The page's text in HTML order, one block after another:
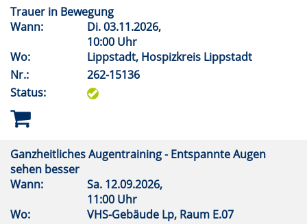
Trauer in Bewegung
Wann:
Di.03.11.2026,
10:00 Uhr
Wo:
Lippstadt, Hospizkreis Lippstadt
Nr.:
262-15136
Status:
Ganzheitliches Augentraining - Entspannte Augen
sehen besser
Wann:
Sa. 12.09.2026,
11:00 Uhr
Wo:
VHS-Gebäude Lp, Raum E.07